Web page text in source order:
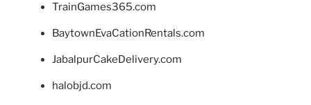
TrainGames365.com
BaytownEvaCationRentals.com
JabalpurCakeDelivery.com
halobjd.com